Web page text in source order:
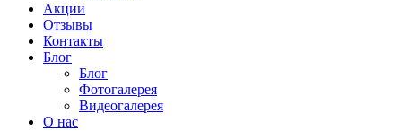
Акции
Отзывы
Контакты
Блог
Блог
Фотогалерея
Видеогалерея
О нас